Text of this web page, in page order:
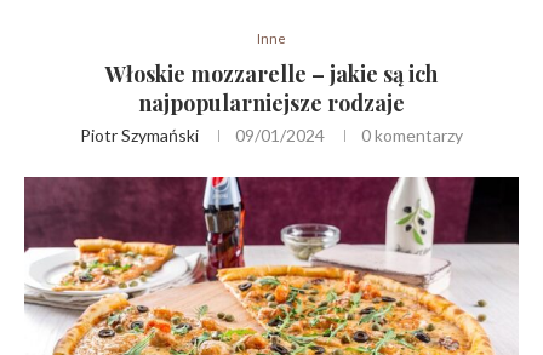
Inne
Włoskie mozzarelle – jakie są ich
najpopularniejsze rodzaje
Piotr Szymański 09/01/2024 0 komentarzy